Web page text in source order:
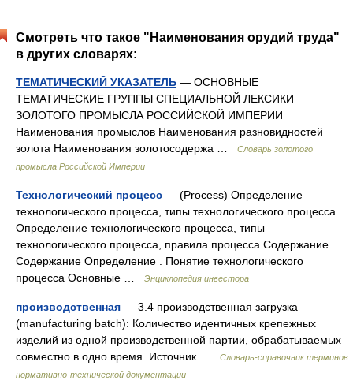
Смотреть что такое "Наименования орудий труда"
в других словарях:
ТЕМАТИЧЕСКИЙ УКАЗАТЕЛЬ — ОСНОВНЫЕ
ТЕМАТИЧЕСКИЕ ГРУППЫ СПЕЦИАЛЬНОЙ ЛЕКСИКИ
ЗОЛОТОГО ПРОМЫСЛА РОССИЙСКОЙ ИМПЕРИИ
Наименования промыслов Наименования разновидностей
золота Наименования золотосодержа …
Словарь золотого
промысла Российской Империи
Технологический процесс — (Process) Определение
технологического процесса, типы технологического процесса
Определение технологического процесса, типы
технологического процесса, правила процесса Содержание
Содержание Определение . Понятие технологического
процесса Основные …
Энциклопедия инвестора
производственная — 3.4 производственная загрузка
(manufacturing batch): Количество идентичных крепежных
изделий из одной производственной партии, обрабатываемых
совместно в одно время. Источник …
Словарь-справочник терминов
нормативно-технической документации